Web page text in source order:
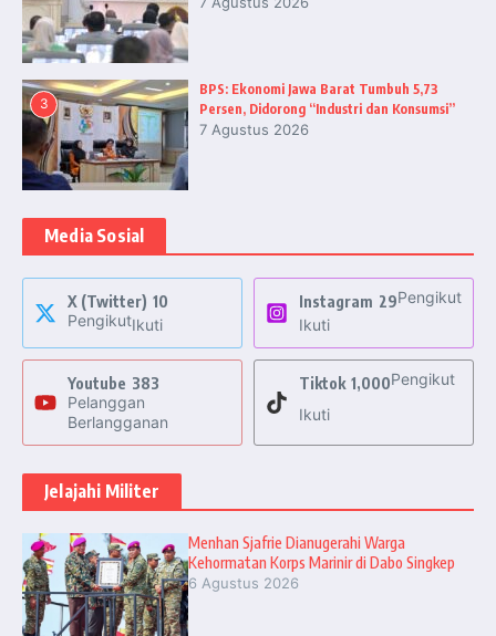
3
BPS: Ekonomi Jawa Barat Tumbuh 5,73
Persen, Didorong “Industri dan Konsumsi”
7 Agustus 2026
Media Sosial
X (Twitter) 10
PengikutIkuti
Instagram 29Pengikut
Ikuti
Youtube 383
Pelanggan
Berlangganan
Tiktok 1,000Pengikut
Ikuti
Jelajahi Militer
Menhan Sjafrie Dianugerahi Warga
Kehormatan Korps Marinir di Dabo Singkep
6 Agustus 2026